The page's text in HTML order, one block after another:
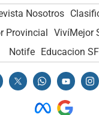
Nosotros
Provincial VivíMejor
Notife
Educacion SF